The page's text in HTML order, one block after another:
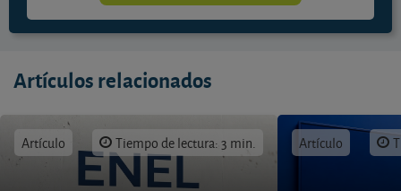
Artículos relacionados
Artículo Tiempo de lectura: 3 min. Artículo